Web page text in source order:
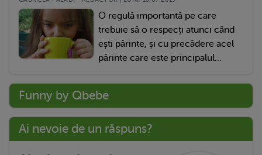
O regulă importantă pe care
trebuie să o respecți atunci când
ești părinte, și cu precădere acel
părinte care este principalul...
Funny by Qbebe
Ai nevoie de un răspuns?